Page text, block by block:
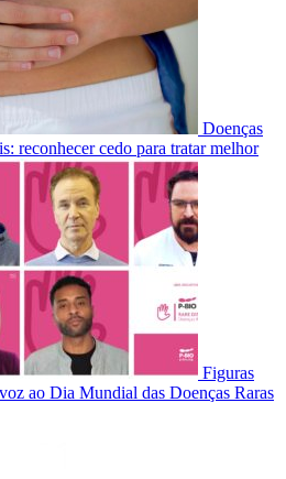
Doenças
reconhecer cedo para tratar melhor
Figuras
ao Dia Mundial das Doenças Raras